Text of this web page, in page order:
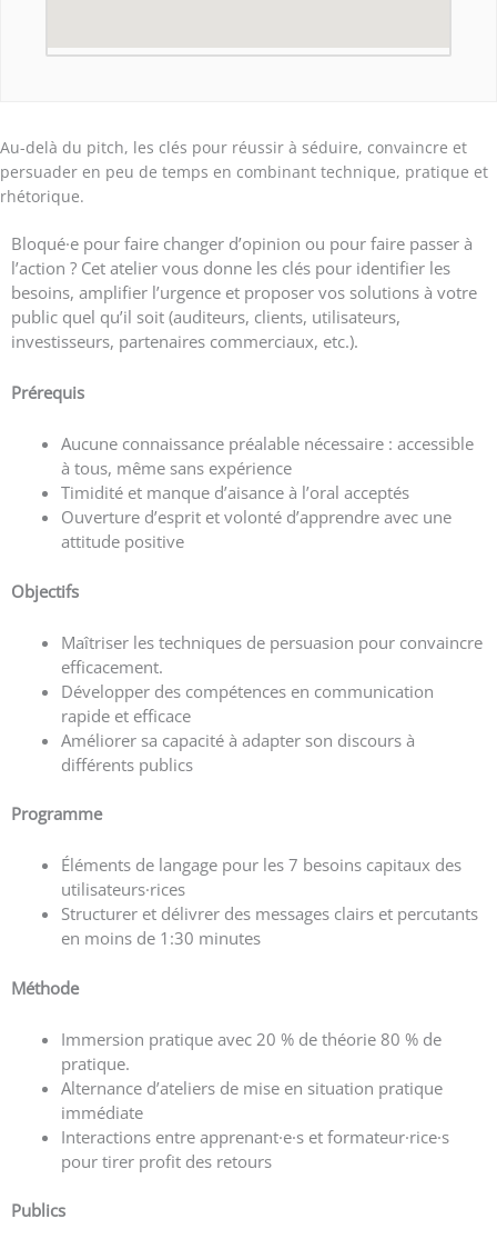
Au-delà du pitch, les clés pour réussir à séduire, convaincre et
persuader en peu de temps en combinant technique, pratique et
rhétorique.
Bloqué·e pour faire changer d’opinion ou pour faire passer à
l’action ? Cet atelier vous donne les clés pour identifier les
besoins, amplifier l’urgence et proposer vos solutions à votre
public quel qu’il soit (auditeurs, clients, utilisateurs,
investisseurs, partenaires commerciaux, etc.).
Prérequis
Aucune connaissance préalable nécessaire : accessible
à tous, même sans expérience
Timidité et manque d’aisance à l’oral acceptés
Ouverture d’esprit et volonté d’apprendre avec une
attitude positive
Objectifs
Maîtriser les techniques de persuasion pour convaincre
efficacement.
Développer des compétences en communication
rapide et efficace
Améliorer sa capacité à adapter son discours à
différents publics
Programme
Éléments de langage pour les 7 besoins capitaux des
utilisateurs·rices
Structurer et délivrer des messages clairs et percutants
en moins de 1:30 minutes
Méthode
Immersion pratique avec 20 % de théorie 80 % de
pratique.
Alternance d’ateliers de mise en situation pratique
immédiate
Interactions entre apprenant·e·s et formateur·rice·s
pour tirer profit des retours
Publics